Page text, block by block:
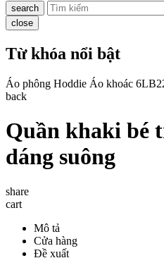
search
close
Từ khóa nổi bật
Áo phông Hoddie Áo khoác
back
Quần khaki bé
dáng suông
share
cart
Mô tả
Cửa hàng
Đề xuất